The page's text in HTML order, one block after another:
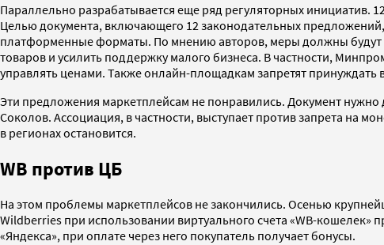
Параллельно разрабатывается еще ряд регуляторных инициатив.
Целью документа, включающего 12 законодательных
платформенные форматы. По мнению авторов, меры должны будут
товаров и усилить поддержку малого бизнеса. В частности,
управлять ценами. Также онлайн-площадкам запретят
Эти предложения маркетплейсам не понравились. Документ
Соколов. Ассоциация, в частности, выступает против запрета на
в регионах остановится.
WB против ЦБ
На этом проблемы маркетплейсов не закончились. Осенью
Wildberries при использовании виртуального счета «WB-кошелек»
«Яндекса», при оплате через него покупатель получает бонусы.